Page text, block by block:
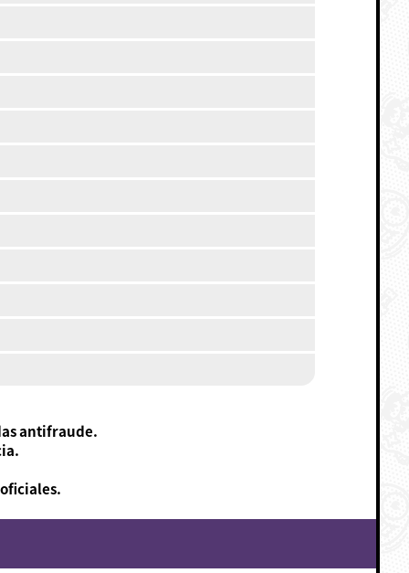
antifraude.